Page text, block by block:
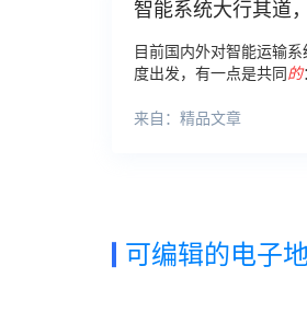
智能系统大行其道
目前国内外对智能运输系
度出发，有一点是共同 的
保护 的 技术经济系统。
来自：精品文章
可编辑的电子